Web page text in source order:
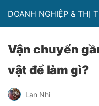
DOANH NGHIỆP & THỊ
Vận chuyển
vật để làm gì?
Lan Nhi